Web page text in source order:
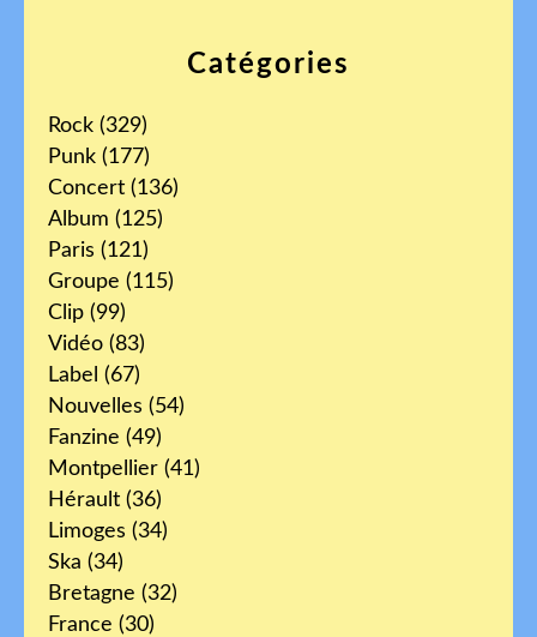
Catégories
Rock (329)
Punk (177)
Concert (136)
Album (125)
Paris (121)
Groupe (115)
Clip (99)
Vidéo (83)
Label (67)
Nouvelles (54)
Fanzine (49)
Montpellier (41)
Hérault (36)
Limoges (34)
Ska (34)
Bretagne (32)
France (30)